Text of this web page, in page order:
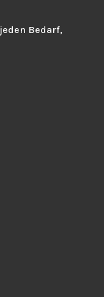
Bedarf,